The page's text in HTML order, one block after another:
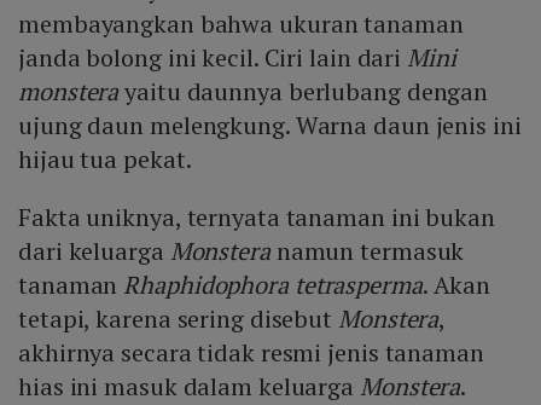
membayangkan bahwa ukuran tanaman
janda bolong ini kecil. Ciri lain dari Mini
monsterayaitu daunnya berlubang dengan
ujung daun melengkung. Warna daun jenis ini
hijau tua pekat.
Fakta uniknya, ternyata tanaman ini bukan
dari keluarga Monsteranamun termasuk
tanaman Rhaphidophora tetrasperma. Akan
tetapi, karena sering disebut Monstera,
akhirnya secara tidak resmi jenis tanaman
hias ini masuk dalam keluarga Monstera.